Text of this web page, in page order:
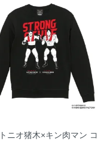
ニオ猪木×キン肉マン コ